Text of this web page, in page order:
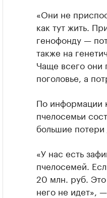
«Они не
как тут жить.
генофонду —
также на
Чаще всего они
поголовье, а
По информации
пчелосемьи
большие потери
«У нас есть
пчелосемей.
20 млн. руб.
него не идет»,